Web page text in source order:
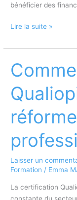
bénéficier des
Certification
et
:
obligations
pour
centres
de
formation
d’apprentis
?
Lire la suite »
Laisser un
Formation / Emma
La certification